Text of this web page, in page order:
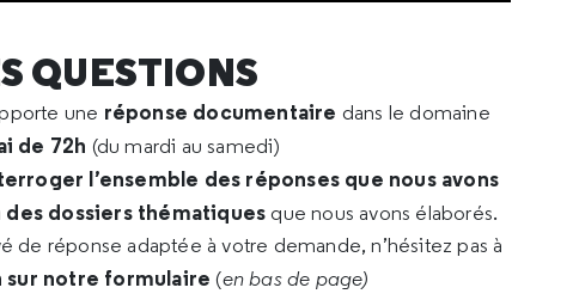
QUESTIONS
une réponse documentaire dans le domaine
de 72h (du mardi au samedi)
l’ensemble des réponses que nous avons
des dossiers thématiques que nous avons élaborés.
de réponse adaptée à votre demande, n’hésitez pas à
notre formulaire (en bas de page)